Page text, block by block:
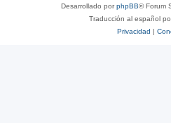
Desarrollado porphpBB® Forum
Traducción al español
Privacidad |